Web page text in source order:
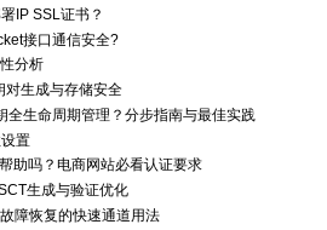
IP SSL证书？
接口通信安全?
分析
对生成与存储安全
全生命周期管理？分步指南与最佳实践
置
助吗？电商网站必看认证要求
生成与验证优化
障恢复的快速通道用法